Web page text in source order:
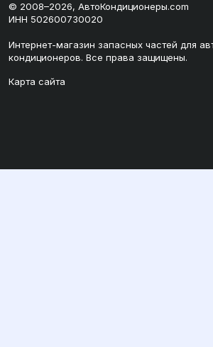
© 2008–2026, АвтоКондиционеры.com
ИНН 502600730020
Интернет-магазин запасных частей для
кондиционеров. Все права защищены.
Карта сайта